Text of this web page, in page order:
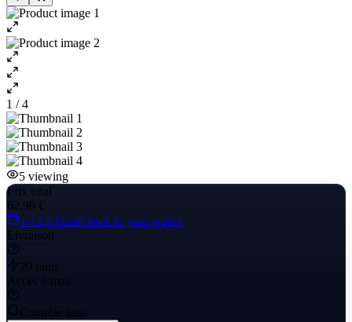
1 / 4
5 viewing
Prix total
62,90 €
+≈ 2,5 €cash back to your wallet
Livraison
20 mins
Accès e-mail
Contrôle total